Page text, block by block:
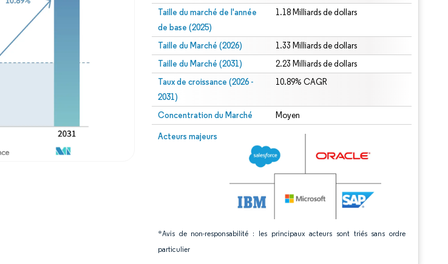
Taille du marché de l'année
de base (2025)
1.18 Milliards de dollars
Taille du Marché (2026) 1.33 Milliards de dollars
Taille du Marché (2031) 2.23 Milliards de dollars
Taux de croissance (2026 -
2031)
10.89% CAGR
Concentration du Marché Moyen
Acteurs majeurs
*Avis de non-responsabilité : les principaux acteurs sont triés sans ordre
particulier
Image © Mordor Intelligence. La réutilisation nécessite une attribution sous CC BY 4.0.
Image © Mordor Intelligence. La réutilisation nécessite une attribution sous CC BY 4.0.